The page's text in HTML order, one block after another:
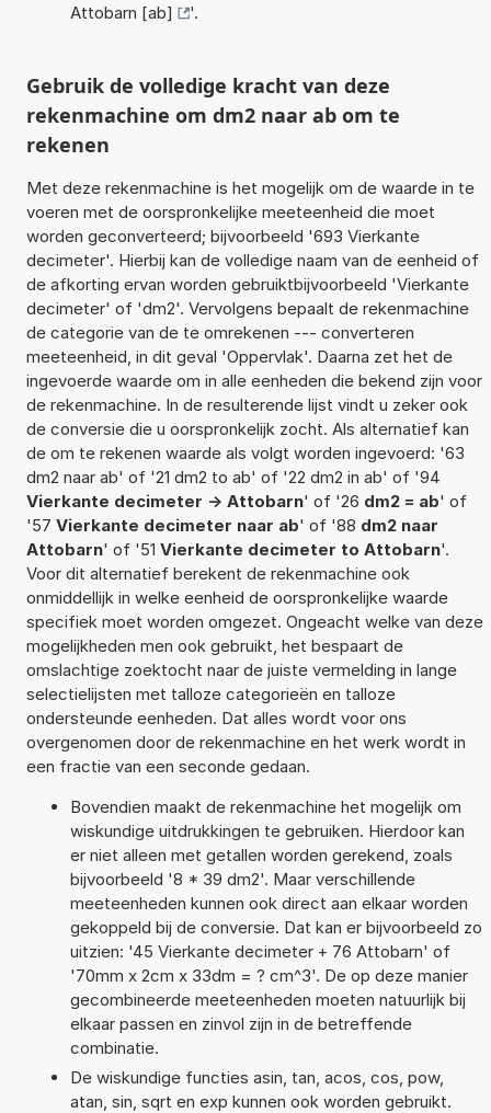
Attobarn [ab]
'.
Gebruik de volledige kracht van deze
rekenmachine om dm2 naar ab om te
rekenen
Met deze rekenmachine is het mogelijk om de waarde in te
voeren met de oorspronkelijke meeteenheid die moet
worden geconverteerd; bijvoorbeeld '693 Vierkante
decimeter'. Hierbij kan de volledige naam van de eenheid of
de afkorting ervan worden gebruiktbijvoorbeeld 'Vierkante
decimeter' of 'dm2'. Vervolgens bepaalt de rekenmachine
de categorie van de te omrekenen --- converteren
meeteenheid, in dit geval 'Oppervlak'. Daarna zet het de
ingevoerde waarde om in alle eenheden die bekend zijn voor
de rekenmachine. In de resulterende lijst vindt u zeker ook
de conversie die u oorspronkelijk zocht. Als alternatief kan
de om te rekenen waarde als volgt worden ingevoerd: '63
dm2 naar ab' of '21 dm2 to ab' of '22 dm2 in ab' of '94
Vierkante decimeter -> Attobarn' of '26 dm2 = ab' of
'57 Vierkante decimeter naar ab' of '88 dm2 naar
Attobarn' of '51 Vierkante decimeter to Attobarn'.
Voor dit alternatief berekent de rekenmachine ook
onmiddellijk in welke eenheid de oorspronkelijke waarde
specifiek moet worden omgezet. Ongeacht welke van deze
mogelijkheden men ook gebruikt, het bespaart de
omslachtige zoektocht naar de juiste vermelding in lange
selectielijsten met talloze categorieën en talloze
ondersteunde eenheden. Dat alles wordt voor ons
overgenomen door de rekenmachine en het werk wordt in
een fractie van een seconde gedaan.
Bovendien maakt de rekenmachine het mogelijk om
wiskundige uitdrukkingen te gebruiken. Hierdoor kan
er niet alleen met getallen worden gerekend, zoals
bijvoorbeeld '8 * 39 dm2'. Maar verschillende
meeteenheden kunnen ook direct aan elkaar worden
gekoppeld bij de conversie. Dat kan er bijvoorbeeld zo
uitzien: '45 Vierkante decimeter + 76 Attobarn' of
'70mm x 2cm x 33dm = ? cm^3'. De op deze manier
gecombineerde meeteenheden moeten natuurlijk bij
elkaar passen en zinvol zijn in de betreffende
combinatie.
De wiskundige functies asin, tan, acos, cos, pow,
atan, sin, sqrt en exp kunnen ook worden gebruikt.